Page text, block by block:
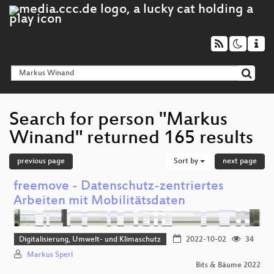
Search for person "Markus
Winand" returned 165 results
previous page Sort by next page
freemove - Datenschutz-zentriertes
Arbeiten mit Mobilitätsdaten
Digitalisierung, Umwelt- und Klimaschutz 2022-10-02
34
Markus Sperl
Bits & Bäume 2022